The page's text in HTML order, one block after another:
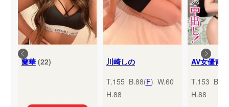
蘭華(22)
川崎しの
T.155 B.88(F) W.60
H.88
T.153
H.88